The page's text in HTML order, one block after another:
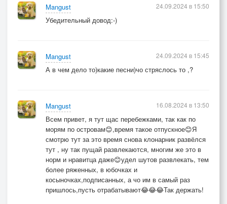
Mangust
Убедительный довод:-)
24.09.2024 в 15:50
Mangust
А в чем дело то)какие песни)чо стряслось то ,?
24.09.2024 в 15:45
Mangust
Всем привет, я тут щас перебежками, так как по
морям по островам😊,время такое отпускное😊Я
смотрю тут за это время снова клонарник развёлся
тут , ну так пущай развлекаются, многим же это в
норм и нравитца даже😊удел шутов развлекать, тем
более ряженных, в юбочках и
косыночках,подписанных, а чо им в самый раз
пришлось,пусть отрабатывают😂😂😂Так держать!
16.08.2024 в 13:50